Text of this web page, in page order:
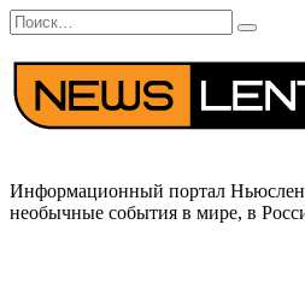
Перейти
к
содержанию
Search
for:
Информационный портал
необычные события в мире, в